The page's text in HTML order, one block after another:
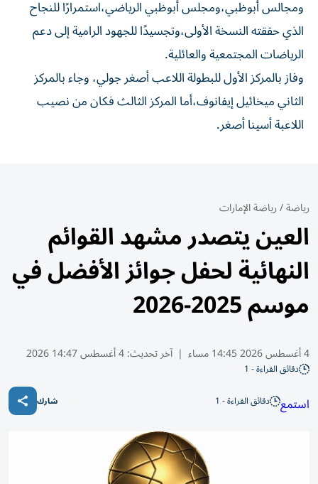
ومجالس أبوظبي،ومجلس أبوظبي الرياضي،استمرارًا للنجاح
الذي حققته النسخة الأولى،وتجسيدًا للجهود الرامية إلى دعم
الرياضات المجتمعية والعائلية.
وفاز بالمركز الأول للبطولة اللاعب أصغر جولي، وجاء بالمركز
الثاني ميخائيل إيفانوف،أما المركز الثالث فكان من نصيب
اللاعبة أسينا أصغر.
رياضة/رياضة الإمارات
العين يتصدر مشهد القوائم
النهائية لحفل جوائز الأفضل في
موسم 2025-2026
4 أغسطس 2026 14:45 مساء | آخر تحديث:4 أغسطس 14:47 2026
دقائق القراءة - 1
استمع دقائق القراءة - 1 شارك